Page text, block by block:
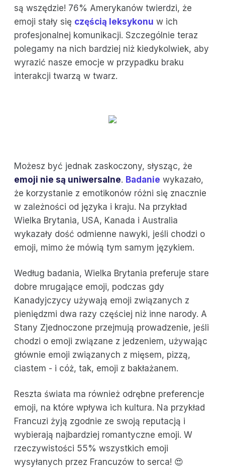
są wszędzie! 76% Amerykanów twierdzi, że
emoji stały się częścią leksykonu w ich
profesjonalnej komunikacji. Szczególnie teraz
polegamy na nich bardziej niż kiedykolwiek, aby
wyrazić nasze emocje w przypadku braku
interakcji twarzą w twarz.
Możesz być jednak zaskoczony, słysząc, że
emoji nie są uniwersalne. Badanie wykazało,
że korzystanie z emotikonów różni się znacznie
w zależności od języka i kraju. Na przykład
Wielka Brytania, USA, Kanada i Australia
wykazały dość odmienne nawyki, jeśli chodzi o
emoji, mimo że mówią tym samym językiem.
Według badania, Wielka Brytania preferuje stare
dobre mrugające emoji, podczas gdy
Kanadyjczycy używają emoji związanych z
pieniędzmi dwa razy częściej niż inne narody. A
Stany Zjednoczone przejmują prowadzenie, jeśli
chodzi o emoji związane z jedzeniem, używając
głównie emoji związanych z mięsem, pizzą,
ciastem - i cóż, tak, emoji z bakłażanem.
Reszta świata ma również odrębne preferencje
emoji, na które wpływa ich kultura. Na przykład
Francuzi żyją zgodnie ze swoją reputacją i
wybierają najbardziej romantyczne emoji. W
rzeczywistości 55% wszystkich emoji
wysyłanych przez Francuzów to serca! 😍